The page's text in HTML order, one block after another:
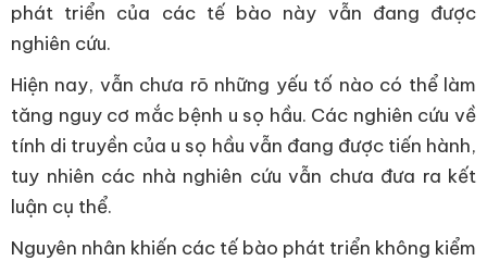
phát triển của các tế bào này vẫn đang được
nghiên cứu.
Hiện nay, vẫn chưa rõ những yếu tố nào có thể làm
tăng nguy cơ mắc bệnh u sọ hầu. Các nghiên cứu về
tính di truyền của u sọ hầu vẫn đang được tiến hành,
tuy nhiên các nhà nghiên cứu vẫn chưa đưa ra kết
luận cụ thể.
Nguyên nhân khiến các tế bào phát triển không kiểm